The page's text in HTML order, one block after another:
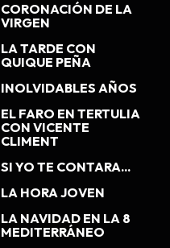
CORONACIÓN DE LA
VIRGEN
LA TARDE CON
QUIQUE PEÑA
INOLVIDABLES AÑOS
EL FARO EN TERTULIA
CON VICENTE
CLIMENT
SI YO TE CONTARA...
LA HORA JOVEN
LA NAVIDAD EN LA 8
MEDITERRÁNEO